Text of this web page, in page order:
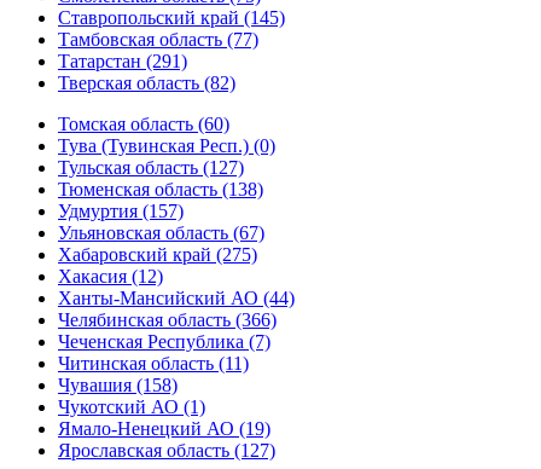
Ставропольский край (145)
Тамбовская область (77)
Татарстан (291)
Тверская область (82)
Томская область (60)
Тува (Тувинская Респ.) (0)
Тульская область (127)
Тюменская область (138)
Удмуртия (157)
Ульяновская область (67)
Хабаровский край (275)
Хакасия (12)
Ханты-Мансийский АО (44)
Челябинская область (366)
Чеченская Республика (7)
Читинская область (11)
Чувашия (158)
Чукотский АО (1)
Ямало-Ненецкий АО (19)
Ярославская область (127)